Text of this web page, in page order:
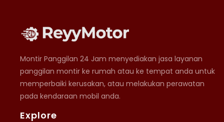
Montir Panggilan 24 Jam menyediakan jasa layanan
panggilan montir ke rumah atau ke tempat anda untuk
memperbaiki kerusakan, atau melakukan perawatan
pada kendaraan mobil anda.
Explore